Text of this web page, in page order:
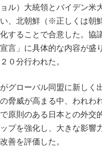
ル）大統領とバイデン米
、北朝鮮（※正しくは朝
することで合意した。協
言」に具体的な内容が盛
０分行われた。
グローバル同盟に新しく
脅威が高まる中、われわ
原則のある日本との外交
プを強化し、大きな影響
善を評価した。